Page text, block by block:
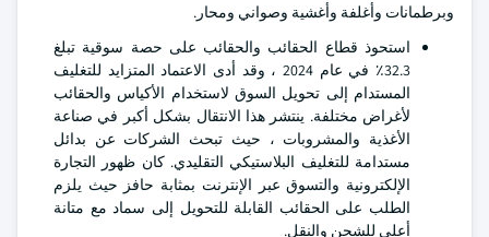
وبرطمانات وأغلفة وأغشية وصواني ومحار.
استحوذ قطاع الحقائب والحقائب على حصة سوقية تبلغ
32.3٪ في عام 2024 ، وقد أدى الاعتماد المتزايد للتغليف
المستدام إلى تحويل السوق لاستخدام الأكياس والحقائب
لأغراض مختلفة. ينتشر هذا الانتقال بشكل أكبر في صناعة
الأغذية والمشروبات ، حيث تبحث الشركات عن بدائل
مستدامة للتغليف البلاستيكي التقليدي. كان ظهور التجارة
الإلكترونية والتسوق عبر الإنترنت بمثابة حافز حيث يلزم
الطلب على الحقائب القابلة للتحويل إلى سماد مع متانة
أعلى للشحن والنقل.